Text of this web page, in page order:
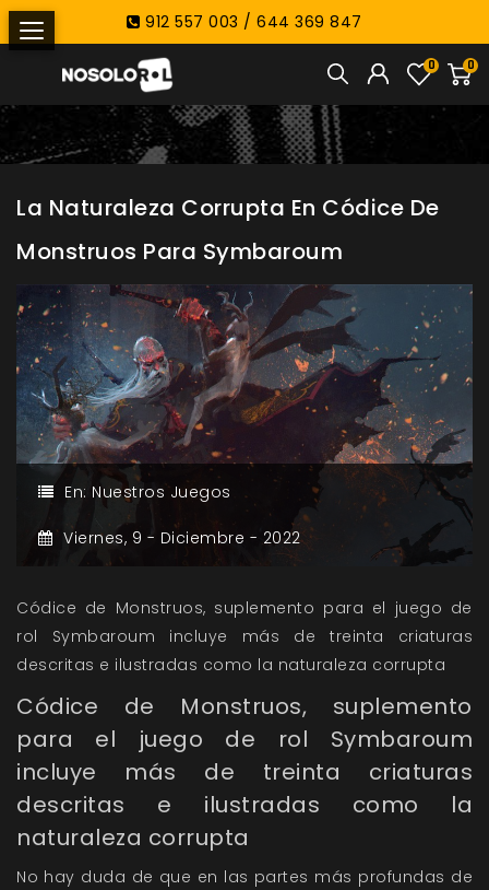
912 557 003 / 644 369 847
0
0
La Naturaleza Corrupta En Códice De
Monstruos Para Symbaroum
En: Nuestros Juegos
Viernes, 9 - Diciembre - 2022
Códice de Monstruos, suplemento para el juego de
rol Symbaroum incluye más de treinta criaturas
descritas e ilustradas como la naturaleza corrupta
Códice de Monstruos, suplemento
para el juego de rol Symbaroum
incluye más de treinta criaturas
descritas e ilustradas como la
naturaleza corrupta
No hay duda de que en las partes más profundas de